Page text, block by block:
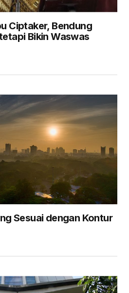
Ciptaker, Bendung
Bikin Waswas
Sesuai dengan Kontur